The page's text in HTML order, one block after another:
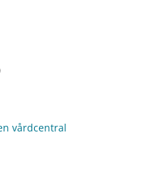
vårdcentral